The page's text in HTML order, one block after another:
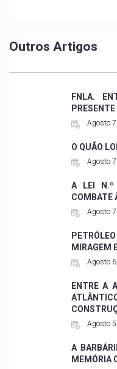
Outros Artigos
FNLA.
PRESENTE
Agosto
O QUÃO
Agosto
A LEI N.º
COMBATE
Agosto
MIRAGEM
Agosto
ENTRE A
Agosto
A
MEMÓRIA